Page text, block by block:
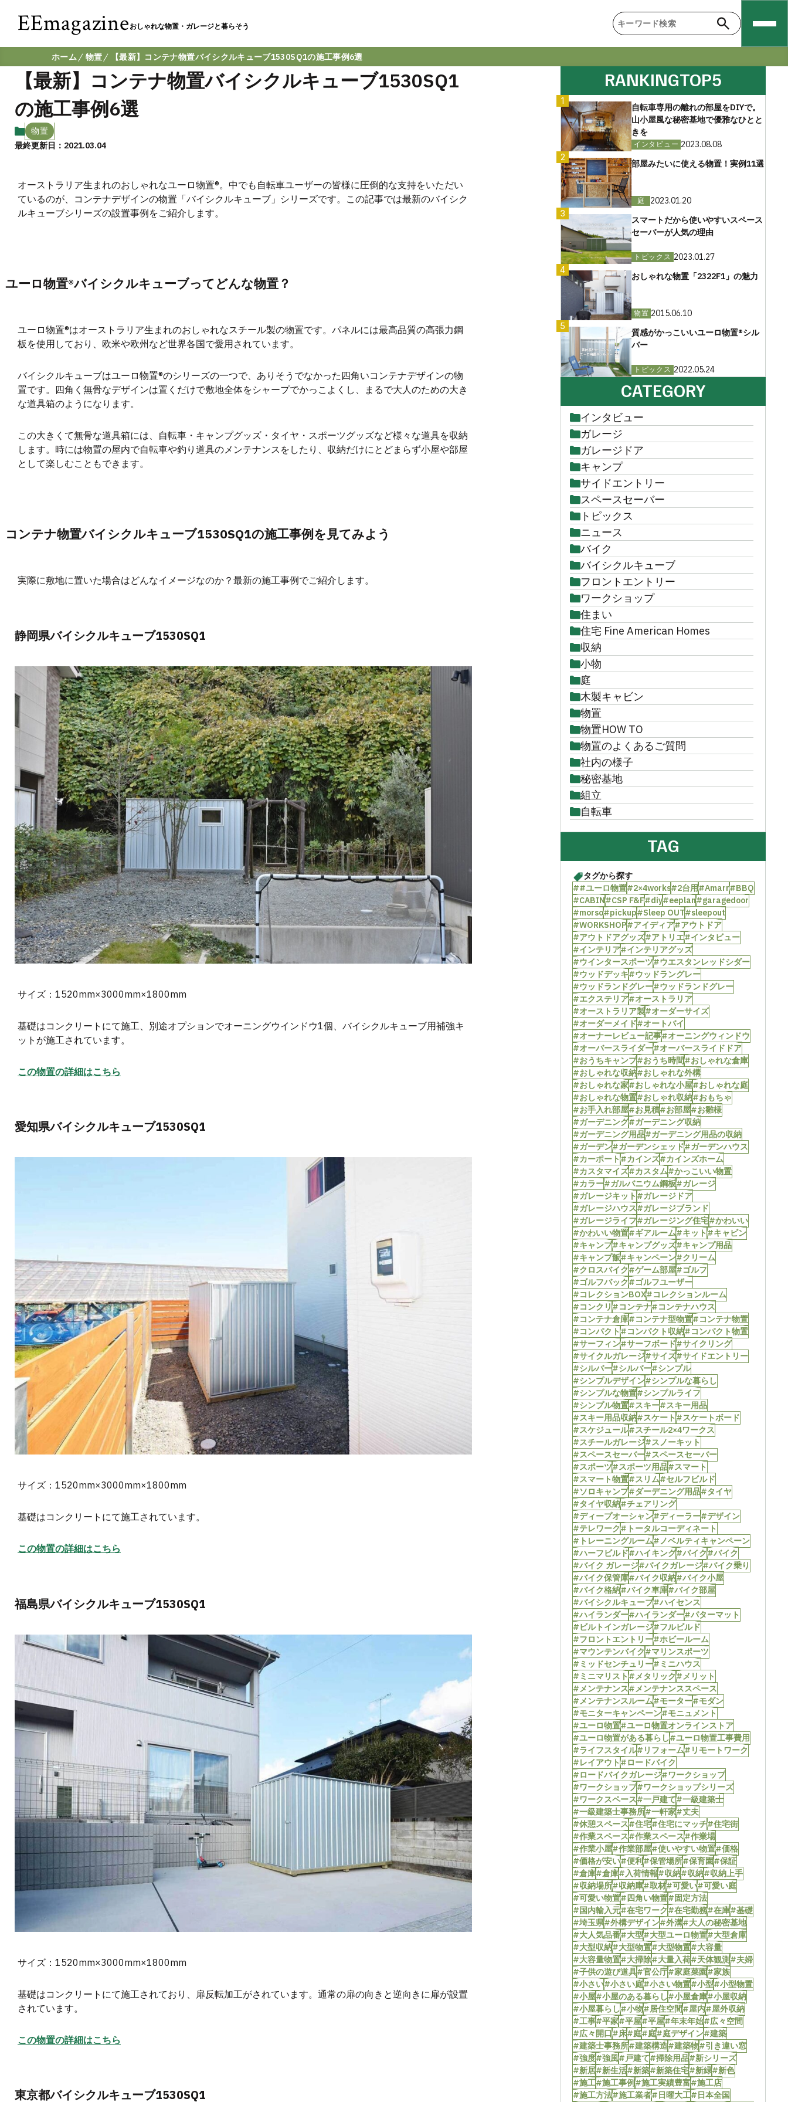
EEmagazine おしゃれな物置・ガレージと暮らそう
ホーム 物置 【最新】コンテナ物置バイシクルキューブ1530SQ1の施工事例6選
【最新】コンテナ物置バイシクルキューブ1530SQ1
の施工事例6選
物置
最終更新日：2021.03.04
オーストラリア生まれのおしゃれなユーロ物置®。中でも自転車ユーザーの皆様に圧倒的な支持をいただい
ているのが、コンテナデザインの物置「バイシクルキューブ」シリーズです。この記事では最新のバイシク
ルキューブシリーズの設置事例をご紹介します。
ユーロ物置®バイシクルキューブってどんな物置？
ユーロ物置®はオーストラリア生まれのおしゃれなスチール製の物置です。パネルには最高品質の高張力鋼
板を使用しており、欧米や欧州など世界各国で愛用されています。
バイシクルキューブはユーロ物置®のシリーズの一つで、ありそうでなかった四角いコンテナデザインの物
置です。四角く無骨なデザインは置くだけで敷地全体をシャープでかっこよくし、まるで大人のための大き
な道具箱のようになります。
この大きくて無骨な道具箱には、自転車・キャンプグッズ・タイヤ・スポーツグッズなど様々な道具を収納
します。時には物置の屋内で自転車や釣り道具のメンテナンスをしたり、収納だけにとどまらず小屋や部屋
として楽しむこともできます。
コンテナ物置バイシクルキューブ1530SQ1の施工事例を見てみよう
実際に敷地に置いた場合はどんなイメージなのか？最新の施工事例でご紹介します。
静岡県バイシクルキューブ1530SQ1
サイズ：1520mm×3000mm×1800mm
基礎はコンクリートにて施工、別途オプションでオーニングウインドウ1個、バイシクルキューブ用補強キ
ットが施工されています。
この物置の詳細はこちら
愛知県バイシクルキューブ1530SQ1
サイズ：1520mm×3000mm×1800mm
基礎はコンクリートにて施工されています。
この物置の詳細はこちら
福島県バイシクルキューブ1530SQ1
サイズ：1520mm×3000mm×1800mm
基礎はコンクリートにて施工されており、扉反転加工がされています。通常の扉の向きと逆向きに扉が設置
されています。
この物置の詳細はこちら
東京都バイシクルキューブ1530SQ1
RANKINGTOP5
1
自転車専用の離れの部屋をDIYで。
山小屋風な秘密基地で優雅なひとと
きを
インタビュー 2023.08.08
2
部屋みたいに使える物置！実例11選
庭
2023.01.20
3
スマートだから使いやすいスペース
セーバーが人気の理由
トピックス 2023.01.27
4
おしゃれな物置「2322F1」の魅力
物置 2015.06.10
5
質感がかっこいいユーロ物置®︎シル
バー
トピックス 2022.05.24
CATEGORY
インタビュー
ガレージ
ガレージドア
キャンプ
サイドエントリー
スペースセーバー
トピックス
ニュース
バイク
バイシクルキューブ
フロントエントリー
ワークショップ
住まい
住宅 Fine American Homes
収納
小物
庭
木製キャビン
物置
物置HOW TO
物置のよくあるご質問
社内の様子
秘密基地
組立
自転車
TAG
タグから探す
##ユーロ物置#2×4works#2台用#Amarr#BBQ
#CABIN#CSP F&F#diy#eeplan#garagedoor
#morso#pickup#Sleep OUT#sleepout
#WORKSHOP#アイディア#アウトドア
#アウトドアグッズ#アトリエ#インタビュー
#インテリア#インテリアグッズ
#ウインタースポーツ#ウエスタンレッドシダー
#ウッドデッキ#ウッドラングレー
#ウッドランドグレー#ウッドランドグレー
#エクステリア#オーストラリア
#オーストラリア製#オーダーサイズ
#オーダーメイド#オートバイ
#オーナーレビュー記事#オーニングウィンドウ
#オーバースライダー#オーバースライドドア
#おうちキャンプ#おうち時間#おしゃれな倉庫
#おしゃれな収納#おしゃれな外構
#おしゃれな家#おしゃれな小屋#おしゃれな庭
#おしゃれな物置#おしゃれ収納#おもちゃ
#お手入れ部屋#お見積#お部屋#お雛様
#ガーデニング#ガーデニング収納
#ガーデニング用品#ガーデニング用品の収納
#ガーデン#ガーデンシェッド#ガーデンハウス
#カーポート#カインズ#カインズホーム
#カスタマイズ#カスタム#かっこいい物置
#カラー#ガルバニウム鋼板#ガレージ
#ガレージキット#ガレージドア
#ガレージハウス#ガレージブランド
#ガレージライフ#ガレージング住宅#かわいい
#かわいい物置#ギアルーム#キット#キャビン
#キャンプ#キャンプグッズ#キャンプ用品
#キャンプ飯#キャンペーン#クリーム
#クロスバイク#ゲーム部屋#ゴルフ
#ゴルフバック#ゴルフユーザー
#コレクションBOX#コレクションルーム
#コンクリ#コンテナ#コンテナハウス
#コンテナ倉庫#コンテナ型物置#コンテナ物置
#コンパクト#コンパクト収納#コンパクト物置
#サーフィン#サーフボード#サイクリング
#サイクルガレージ#サイズ#サイドエントリー
#シルバー#シルバー#シンプル
#シンプルデザイン#シンプルな暮らし
#シンプルな物置#シンプルライフ
#シンプル物置#スキー#スキー用品
#スキー用品収納#スケート#スケートボード
#スケジュール#スチール2×4ワークス
#スチールガレージ#スノーキット
#スペースセーバー#スペースセーバー
#スポーツ#スポーツ用品#スマート
#スマート物置#スリム#セルフビルド
#ソロキャンプ#ダーデニング用品#タイヤ
#タイヤ収納#チェアリング
#ディープオーシャン#ディーラー#デザイン
#テレワーク#トータルコーディネート
#トレーニングルーム#ノベルティキャンペーン
#ハーフビルド#ハイキング#バイク#バイク
#バイク ガレージ#バイクガレージ#バイク乗り
#バイク保管庫#バイク収納#バイク小屋
#バイク格納#バイク車庫#バイク部屋
#バイシクルキューブ#ハイセンス
#ハイランダー#ハイランダー#パターマット
#ビルトインガレージ#フルビルド
#フロントエントリー#ホビールーム
#マウンテンバイク#マリンスポーツ
#ミッドセンチュリー#ミニハウス
#ミニマリスト#メタリック#メリット
#メンテナンス#メンテナンススペース
#メンテナンスルーム#モーター#モダン
#モニターキャンペーン#モニュメント
#ユーロ物置#ユーロ物置オンラインストア
#ユーロ物置がある暮らし#ユーロ物置工事費用
#ライフスタイル#リフォーム#リモートワーク
#レイアウト#ロードバイク
#ロードバイクガレージ#ワークショップ
#ワークショップ#ワークショップシリーズ
#ワークスペース#一戸建て#一級建築士
#一級建築士事務所#一軒家#丈夫
#休憩スペース#住宅#住宅にマッチ#住宅街
#作業スペース#作業スペース#作業場
#作業小屋#作業部屋#使いやすい物置#価格
#価格が安い#便利#保管場所#保育園#保証
#倉庫#倉庫#入荷情報#収納#収納#収納上手
#収納場所#収納庫#取材#可愛い#可愛い庭
#可愛い物置#四角い物置#固定方法
#国内輸入元#在宅ワーク#在宅勤務#在庫#基礎
#埼玉県#外構デザイン#外溝#大人の秘密基地
#大人気品番#大型#大型ユーロ物置#大型倉庫
#大型収納#大型物置#大型物置#大容量
#大容量物置#大掃除#大量入荷#天体観測#夫婦
#子供の遊び道具#官公庁#家庭菜園#家族
#小さい#小さい庭#小さい物置#小型#小型物置
#小屋#小屋のある暮らし#小屋倉庫#小屋収納
#小屋暮らし#小物#居住空間#屋内#屋外収納
#工事#平家#平屋#平屋#年末年始#広々空間
#広々開口#床#庭#庭#庭デザイン#建築
#建築士事務所#建築構造#建築物#引き違い窓
#強度#強風#戸建て#掃除用品#新シリーズ
#新居#新生活#新築#新築住宅#新緑#新色
#施工#施工事例#施工実績豊富#施工店
#施工方法#施工業者#日曜大工#日本全国